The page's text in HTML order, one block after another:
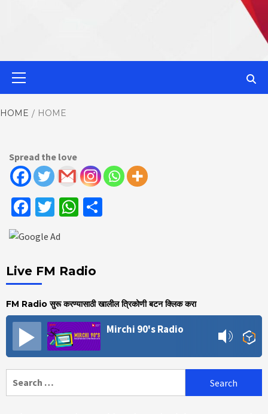
Best News
Website in
HOME HOME
Spread the love
Facebook
TwitterWhatsApp
Live FM Radio
FM Radio सुरू करण्यासाठी खालील त्रिकोणी बटन क्लिक करा
Mirchi 90's Radio